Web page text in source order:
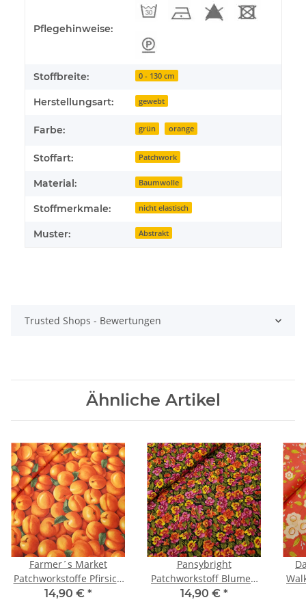
Pflegehinweise:
Stoffbreite: 0 - 130 cm
Herstellungsart: gewebt
Farbe: grün orange
Stoffart: Patchwork
Material: Baumwolle
Stoffmerkmale: nicht elastisch
Muster: Abstrakt
Trusted Shops - Bewertungen
Ähnliche Artikel
Farmer´s Market
Patchworkstoffe Pfirsich
orange, grün
14,90 € *
Pansybright
Patchworkstoff Blumen
grün, orange, pink
14,90 € *